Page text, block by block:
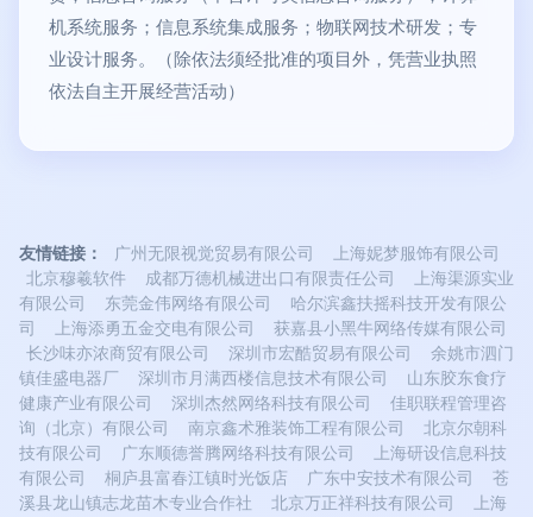
机系统服务；信息系统集成服务；物联网技术研发；专
业设计服务。（除依法须经批准的项目外，凭营业执照
依法自主开展经营活动）
友情链接： 广州无限视觉贸易有限公司
上海妮梦服饰有限公司
北京穆羲软件
成都万德机械进出口有限责任公司
上海渠源实业
有限公司
东莞金伟网络有限公司
哈尔滨鑫扶摇科技开发有限公
司
上海添勇五金交电有限公司
获嘉县小黑牛网络传媒有限公司
长沙味亦浓商贸有限公司
深圳市宏酷贸易有限公司
余姚市泗门
镇佳盛电器厂
深圳市月满西楼信息技术有限公司
山东胶东食疗
健康产业有限公司
深圳杰然网络科技有限公司
佳职联程管理咨
询（北京）有限公司
南京鑫术雅装饰工程有限公司
北京尔朝科
技有限公司
广东顺德誉腾网络科技有限公司
上海研设信息科技
有限公司
桐庐县富春江镇时光饭店 广东中安技术有限公司
苍
溪县龙山镇志龙苗木专业合作社
北京万正祥科技有限公司
上海